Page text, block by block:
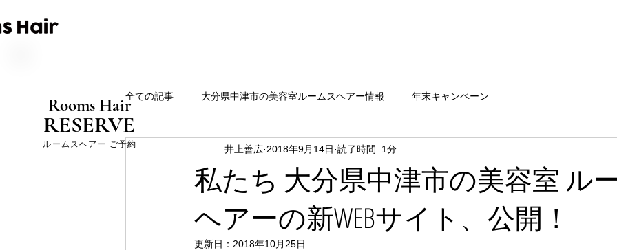
Rooms Hair
RESERVE
ルームスヘアー ご予約
全ての記事 大分県中津市の美容室ルームスヘアー情報 年末キャンペーン
私たち 大分県中津市の美容室 ル
ヘアーの新WEBサイト、公開！
井上善広 2018年9月14日 読了時間: 1分
更新日： 2018年10月25日